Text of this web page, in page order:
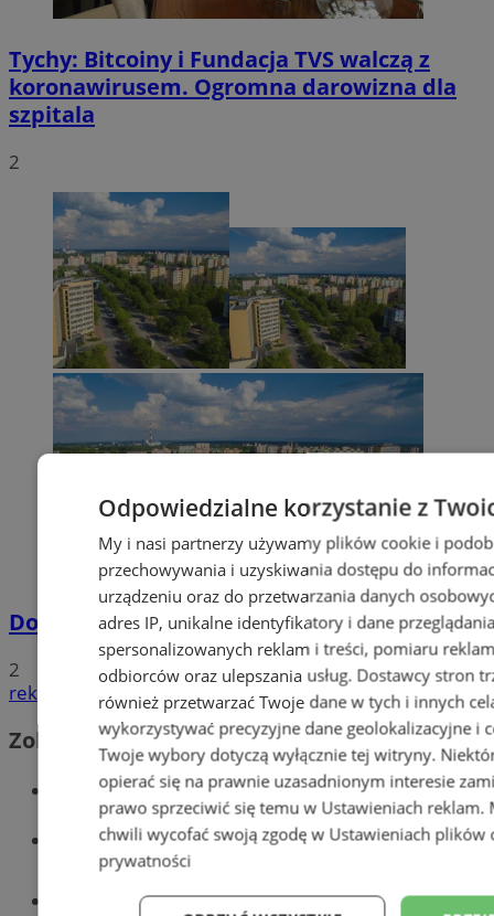
Tychy: Bitcoiny i Fundacja TVS walczą z
koronawirusem. Ogromna darowizna dla
szpitala
2
Dowody osobiste z odciskami palców
2
reklama
Zobacz również
Wiadomości kryminalne w Tychach
Wiadomości lokalne
Części samochodowe do -70%!
Odpowiedzialne korzystanie z
My i nasi partnerzy używamy plików cookie i
przechowywania i uzyskiwania dostępu do
urządzeniu oraz do przetwarzania danych
adres IP, unikalne identyfikatory i dane
spersonalizowanych reklam i treści, pomiaru
odbiorców oraz ulepszania usług. Dostawcy stron
również przetwarzać Twoje dane w tych i innych
wykorzystywać precyzyjne dane geolokalizacyjne i
Twoje wybory dotyczą wyłącznie tej witryny.
opierać się na prawnie uzasadnionym interesie
prawo sprzeciwić się temu w Ustawieniach reklam.
chwili wycofać swoją zgodę w Ustawieniach plików
prywatności